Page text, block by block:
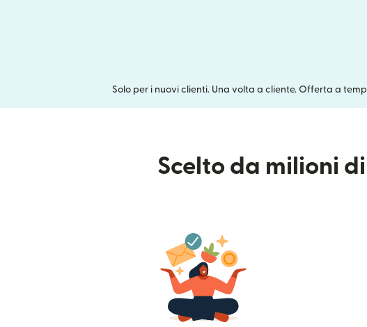
Solo per i nuovi clienti. Una volta a cliente. Offerta a
Scelto da milioni